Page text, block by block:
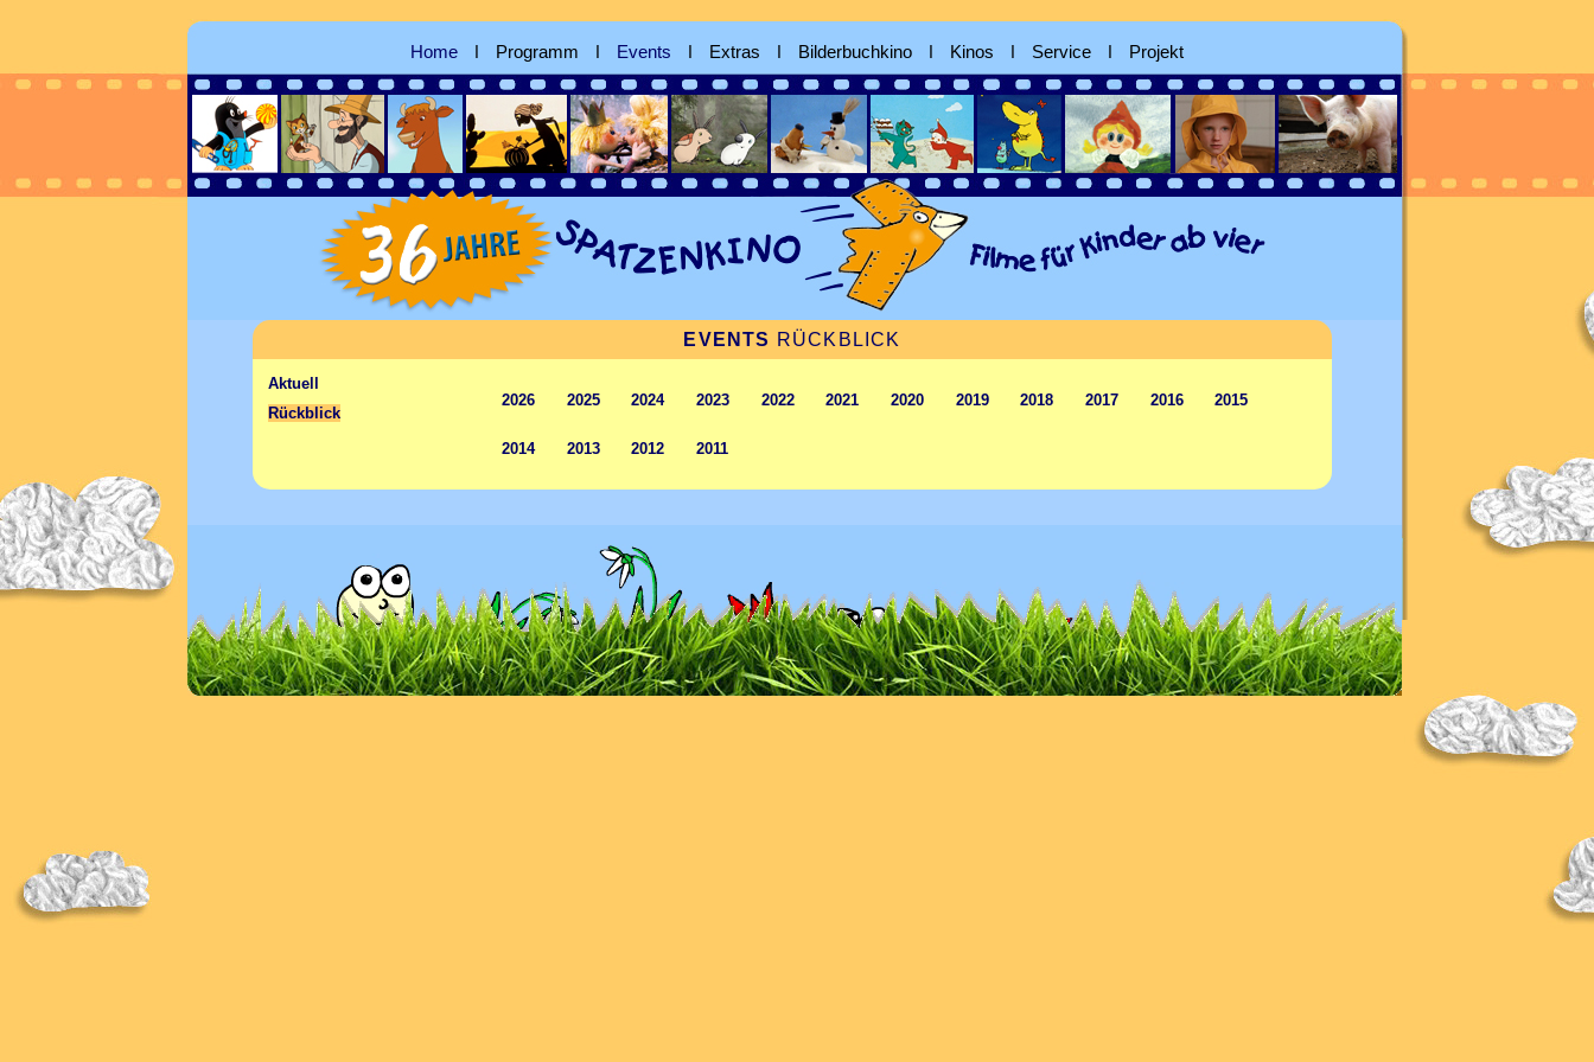
Home ǀ Programm ǀ Events ǀ Extras ǀ Bilderbuchkino ǀ Kinos ǀ Service ǀ Projekt
EVENTS RÜCKBLICK
Aktuell
Rückblick
2026 2025 2024 2023 2022 2021 2020 2019 2018 2017 2016 2015
2014 2013 2012 2011
ImpressumǀDatenschutzǀKontakt